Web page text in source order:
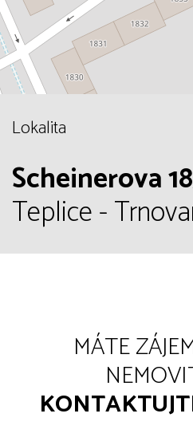
Lokalita
Scheinerova
Teplice -
MÁTE